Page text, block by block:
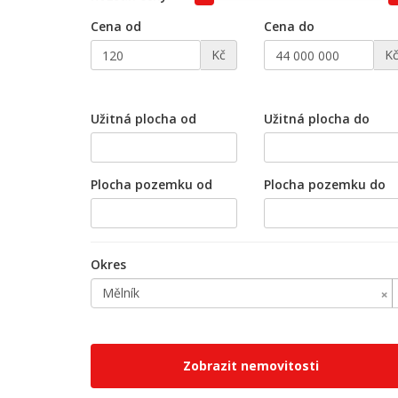
Cena od
Kč
Cena do
Kč
Užitná plocha od Užitná plocha do
Plocha pozemku od Plocha pozemku do
Okres
×
Mělník
Zobrazit nemovitosti